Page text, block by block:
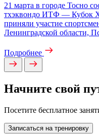
21 марта в городе Тосно
тхэквондо ИТФ — Кубок
приняли участие
Ленинградской области,
Подробнее
Начните свой
Посетите бесплатное
Записаться на тренировку